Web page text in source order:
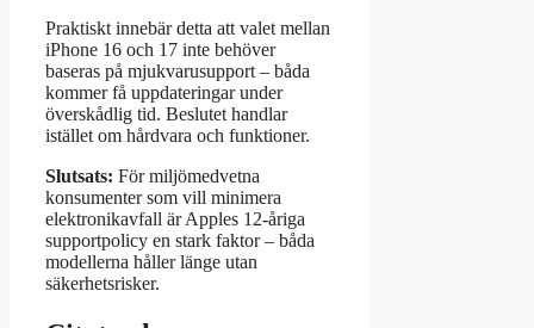
Praktiskt innebär detta att valet mellan
iPhone 16 och 17 inte behöver
baseras på mjukvarusupport – båda
kommer få uppdateringar under
överskådlig tid. Beslutet handlar
istället om hårdvara och funktioner.
Slutsats: För miljömedvetna
konsumenter som vill minimera
elektronikavfall är Apples 12-åriga
supportpolicy en stark faktor – båda
modellerna håller länge utan
säkerhetsrisker.